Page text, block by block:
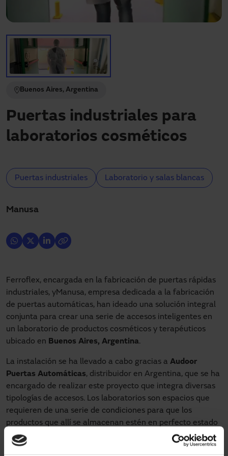
Contacto
Buenos Aires, Argentina
Puertas industriales para
laboratorios cosméticos
Puertas industriales Laboratorio y salas blancas
Manusa
Ferroflex, encargada en la fabricación de puertas rápidas
industriales, yManusa, empresa dedicada a la fabricación
de puertas automáticas, han ideado una solución integral
conjunta para crear una serie de accesos inteligentes en
un laboratorio de productos cosméticos y terapéuticos
ubicado en Buenos Aires, Argentina.
La instalación se ha llevado a cabo gracias a Audoor
Puertas Automáticas, distribuidor en Argentina, que se ha
encargado de realizar este proyecto que integra diversas
tipologías de accesos. Los laboratorios son espacios que
requieren de una serie de condiciones para que los
productos que allí se almacenan estén en perfecto estado
y no se deterioren. Tanto Ferroflex como Manusa poseen
soluciones capaces de ofrecer higiene, hermeticidad,